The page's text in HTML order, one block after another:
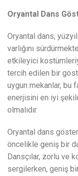
Oryantal Dans
Oryantal dans,
varlığını
etkileyici
tercih edilen bir
uygun mekanlar, bu
enerjisini en iyi
olmalıdır.
Oryantal dans
öncelikle geniş bir
Dansçılar, zorlu ve
sergilerken, geniş